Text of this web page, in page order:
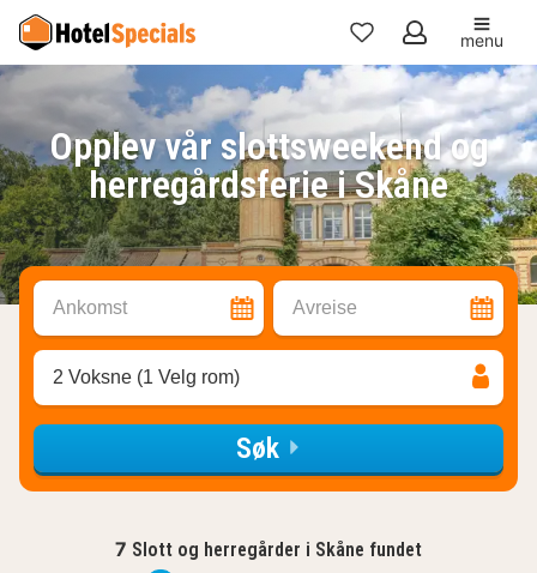
Mine
favoritter
menu
Opplev vår slottsweekend og
herregårdsferie i Skåne
Ankomst Avreise
2 Voksne (1 Velg rom)
Søk
7 Slott og herregårder i Skåne fundet